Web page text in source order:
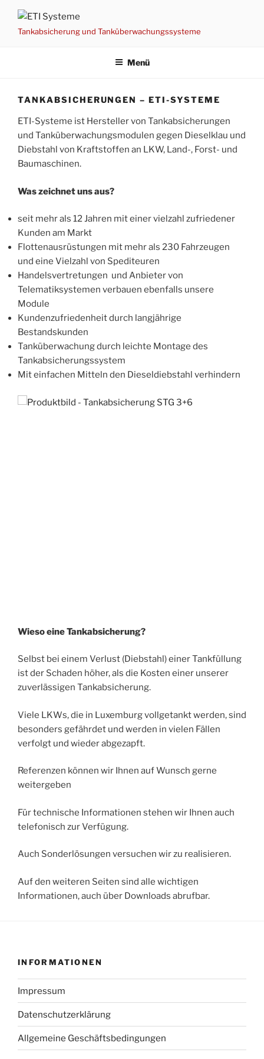
Inhalt
springenTankabsicherung und Tanküberwachungssysteme
Menü
TANKABSICHERUNGEN – ETI-SYSTEME
ETI-Systeme ist Hersteller von Tankabsicherungen
und Tanküberwachungsmodulen gegen Dieselklau und
Diebstahl von Kraftstoffen an LKW, Land-, Forst- und
Baumaschinen.
Was zeichnet uns aus?
seit mehr als 12 Jahren mit einer vielzahl zufriedener
Kunden am Markt
Flottenausrüstungen mit mehr als 230 Fahrzeugen
und eine Vielzahl von Spediteuren
Handelsvertretungen und Anbieter von
Telematiksystemen verbauen ebenfalls unsere
Module
Kundenzufriedenheit durch langjährige
Bestandskunden
Tanküberwachung durch leichte Montage des
Tankabsicherungssystem
Mit einfachen Mitteln den Dieseldiebstahl verhindern
Wieso eine Tankabsicherung?
Selbst bei einem Verlust (Diebstahl) einer Tankfüllung
ist der Schaden höher, als die Kosten einer unserer
zuverlässigen Tankabsicherung.
Viele LKWs, die in Luxemburg vollgetankt werden, sind
besonders gefährdet und werden in vielen Fällen
verfolgt und wieder abgezapft.
Referenzen können wir Ihnen auf Wunsch gerne
weitergeben
Für technische Informationen stehen wir Ihnen auch
telefonisch zur Verfügung.
Auch Sonderlösungen versuchen wir zu realisieren.
Auf den weiteren Seiten sind alle wichtigen
Informationen, auch über Downloads abrufbar.
INFORMATIONEN
Impressum
Datenschutzerklärung
Allgemeine Geschäftsbedingungen